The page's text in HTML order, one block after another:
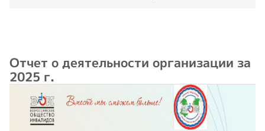
Отчет о деятельности организации за
2025 г.